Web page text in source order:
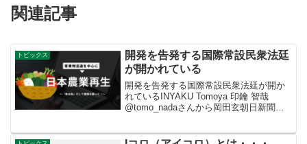
関連記事
トピックス
開発を告発する国際常設民衆法廷
が開かれている
開発を告発する国際常設民衆法廷が開か
れているINYAKU Tomoya 印鑰 智哉
@tomo_nadaさんから岡田玄朝日新聞記
抗する側の声も拾ってほしかった。長く